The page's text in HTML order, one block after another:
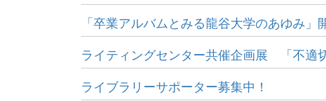
「卒業アルバムとみる龍谷大学のあゆみ」
ライティングセンター共催企画展 「不適
ライブラリーサポーター募集中！